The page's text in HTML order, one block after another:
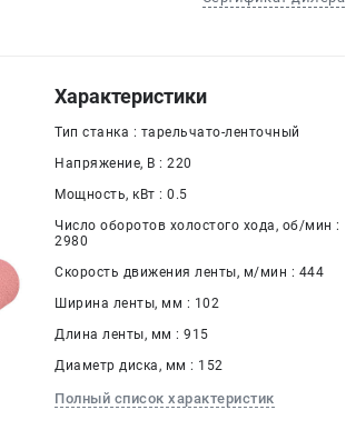
Характеристики
Тип станка : тарельчато-ленточный
Напряжение, В : 220
Мощность, кВт : 0.5
Число оборотов холостого хода, об/мин :
2980
Скорость движения ленты, м/мин : 444
Ширина ленты, мм : 102
Длина ленты, мм : 915
Диаметр диска, мм : 152
Полный список характеристик